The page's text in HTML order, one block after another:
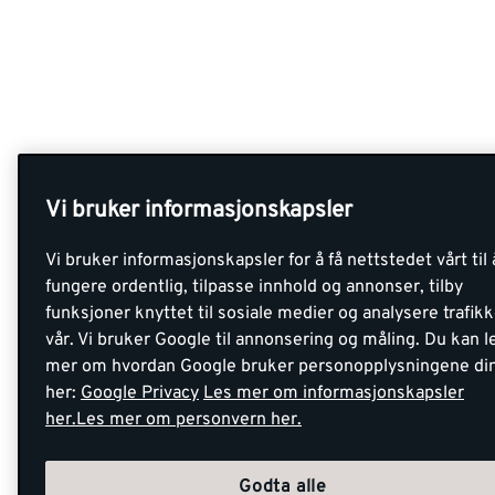
Vi bruker informasjonskapsler
Vi bruker informasjonskapsler for å få nettstedet vårt til
fungere ordentlig, tilpasse innhold og annonser, tilby
funksjoner knyttet til sosiale medier og analysere
vår. Vi bruker Google til annonsering og måling. Du kan
mer om hvordan Google bruker personopplysningene
her: Google Privacy Les mer om informasjonskapsler
her.Les mer om personvern her.
Godta alle